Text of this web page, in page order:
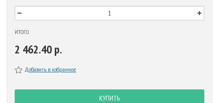
ИТОГО
2 462.40 р.
Добавить в избранное
КУПИТЬ